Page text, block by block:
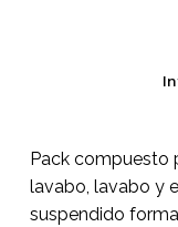
No
Pack compuesto
lavabo, lavabo y
suspendido